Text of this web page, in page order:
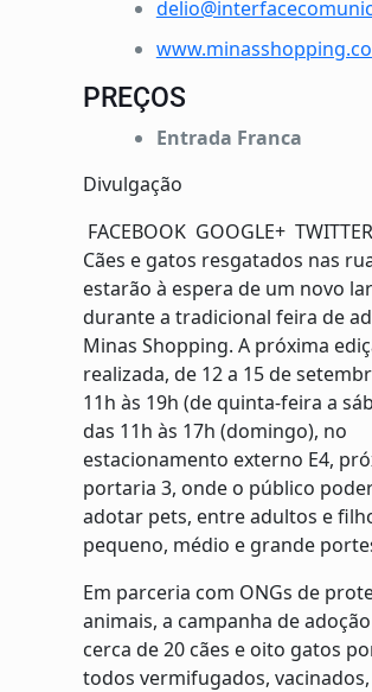
PREÇOS
Entrada Franca
Divulgação
FACEBOOK GOOGLE+ TWITTER
Cães e gatos resgatados nas
estarão à espera de um novo lar
durante a tradicional feira de
Minas Shopping. A próxima
realizada, de 12 a 15 de
11h às 19h (de quinta-feira a
das 11h às 17h (domingo), no
estacionamento externo E4,
portaria 3, onde o público
adotar pets, entre adultos e
pequeno, médio e grande
Em parceria com ONGs de
animais, a campanha de
cerca de 20 cães e oito gatos
todos vermifugados, vacinados,